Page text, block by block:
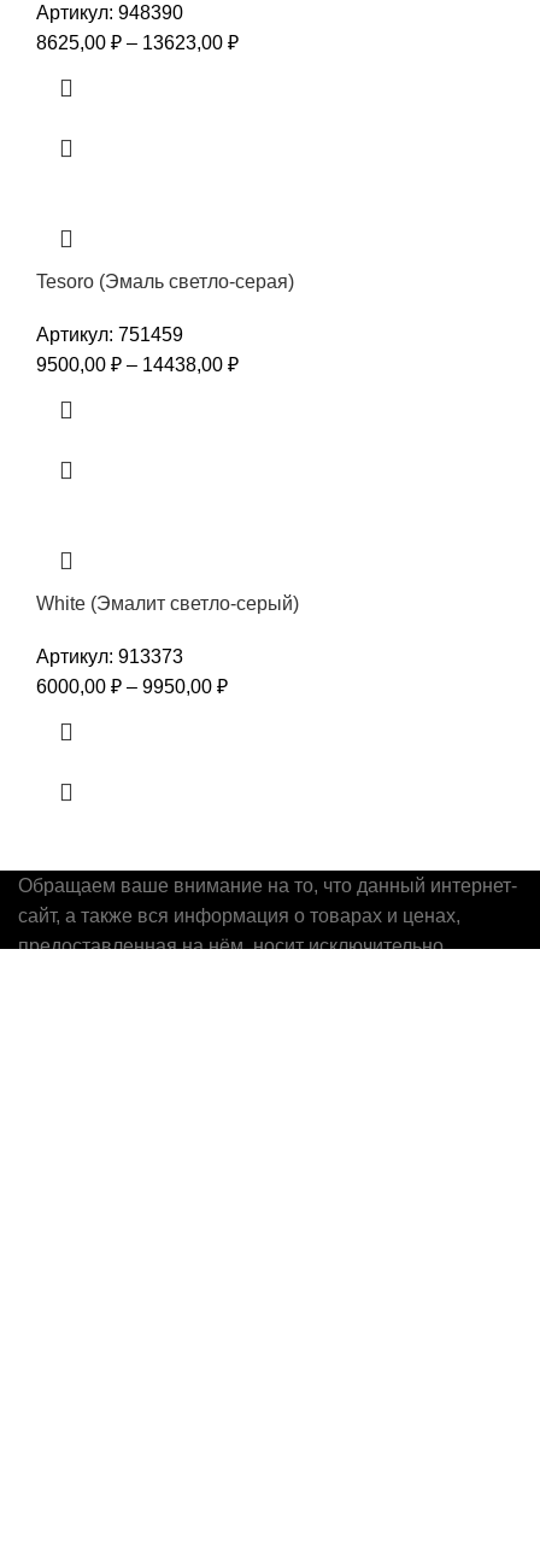
Артикул: 948390
8625,00 ₽ – 13623,00 ₽
Tesoro (Эмаль светло-серая)
Артикул: 751459
9500,00 ₽ – 14438,00 ₽
White (Эмалит светло-серый)
Артикул: 913373
6000,00 ₽ – 9950,00 ₽
Обращаем ваше внимание на то, что данный интернет-
сайт, а также вся информация о товарах и ценах,
предоставленная на нём, носит исключительно